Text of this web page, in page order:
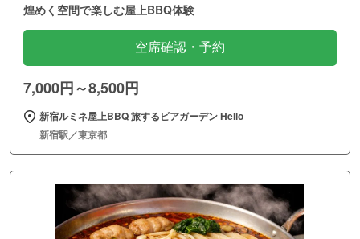
煌めく空間で楽しむ屋上BBQ体験
空席確認・予約
7,000円～8,500円
新宿ルミネ屋上BBQ 旅するビアガーデン Hello
新宿駅／東京都